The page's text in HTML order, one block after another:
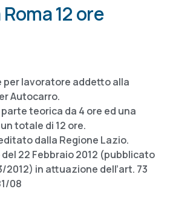
12 ore
per lavoratore addetto alla
Autocarro.
teorica da 4 ore ed una
totale di 12 ore.
dalla Regione Lazio.
del 22 Febbraio 2012 (pubblicato
2012) in attuazione dell’art. 73
08